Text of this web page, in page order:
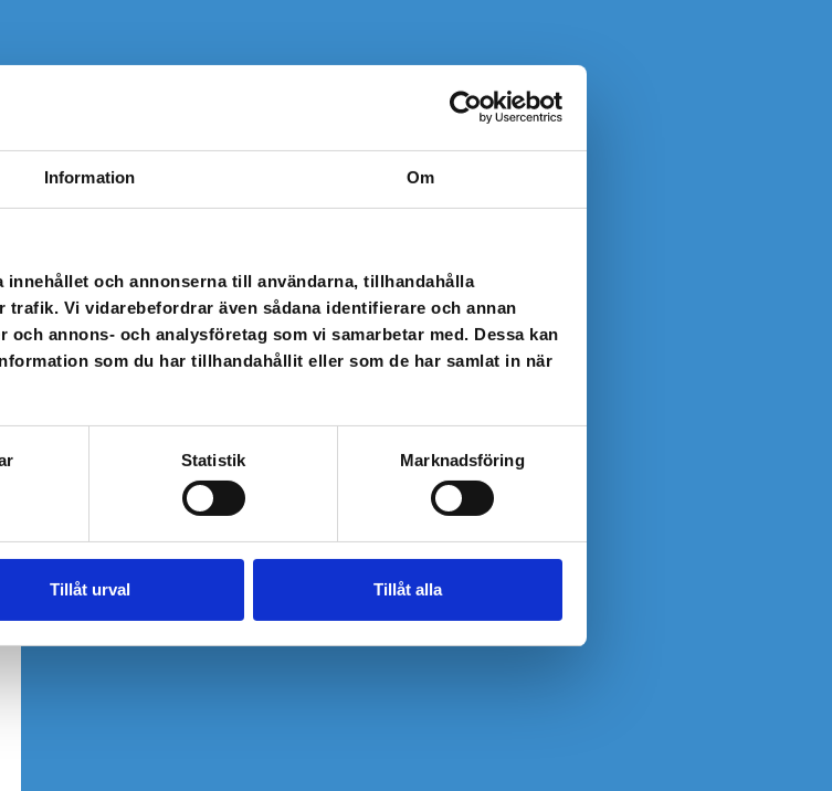
Information Om
och annonserna till användarna, tillhandahålla
Vi vidarebefordrar även sådana identifierare och annan
annons- och analysföretag som vi samarbetar med. Dessa kan
som du har tillhandahållit eller som de har samlat in när
Statistik Marknadsföring
Tillåt urval Tillåt alla